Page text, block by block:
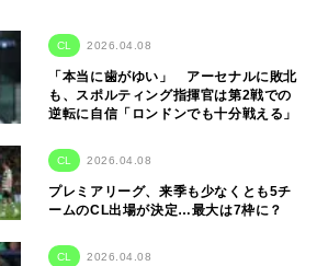
CL 2026.04.08
「本当に歯がゆい」 アーセナルに敗北
も、スポルティング指揮官は第2戦での
逆転に自信「ロンドンでも十分戦える」
CL 2026.04.08
プレミアリーグ、来季も少なくとも5チ
ームのCL出場が決定…最大は7枠に？
CL 2026.04.08